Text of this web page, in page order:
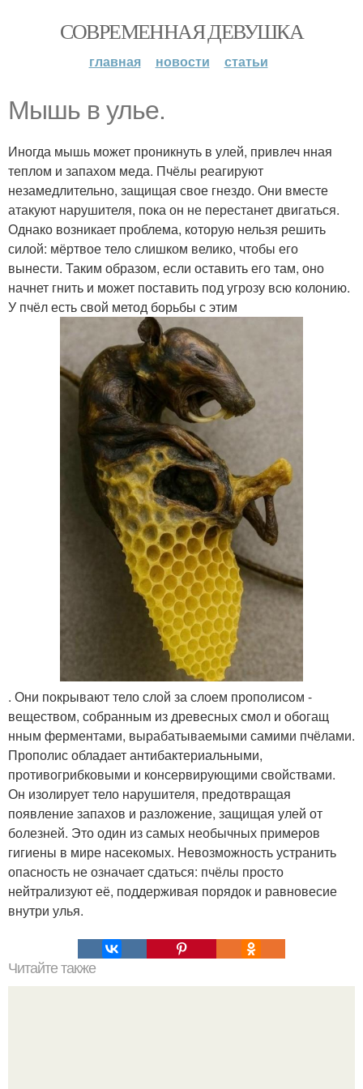
СОВРЕМЕННАЯ ДЕВУШКА
главная новости статьи
Мышь в улье.
Иногда мышь может проникнуть в улей, привлеч нная
теплом и запахом меда. Пчёлы реагируют
незамедлительно, защищая свое гнездо. Они вместе
атакуют нарушителя, пока он не перестанет двигаться.
Однако возникает проблема, которую нельзя решить
силой: мёртвое тело слишком велико, чтобы его
вынести. Таким образом, если оставить его там, оно
начнет гнить и может поставить под угрозу всю колонию.
У пчёл есть свой метод борьбы с этим
. Они покрывают тело слой за слоем прополисом -
веществом, собранным из древесных смол и обогащ
нным ферментами, вырабатываемыми самими пчёлами.
Прополис обладает антибактериальными,
противогрибковыми и консервирующими свойствами.
Он изолирует тело нарушителя, предотвращая
появление запахов и разложение, защищая улей от
болезней. Это один из самых необычных примеров
гигиены в мире насекомых. Невозможность устранить
опасность не означает сдаться: пчёлы просто
нейтрализуют её, поддерживая порядок и равновесие
внутри улья.
Читайте также